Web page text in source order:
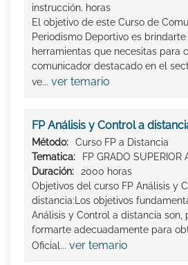
instrucción. horas
El objetivo de este Curso de
Periodismo Deportivo es
herramientas que necesitas para
comunicador destacado en el
ve... ver temario
FP Análisis y Control a
Método:
Curso FP a Distancia
Tematica:
FP GRADO SUPERIOR
Duración:
2000 horas
Objetivos del curso FP Análisis y
distancia:Los objetivos
Análisis y Control a distancia son,
formarte adecuadamente para
Oficial... ver temario